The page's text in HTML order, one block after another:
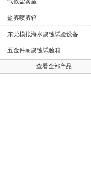
气候盐雾室
盐雾喷雾箱
东莞模拟海水腐蚀试验设备
五金件耐腐蚀试验箱
查看全部产品